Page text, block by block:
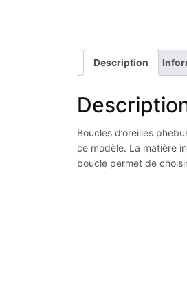
Description
Boucles d’oreilles
ce modèle. La matière
boucle permet de